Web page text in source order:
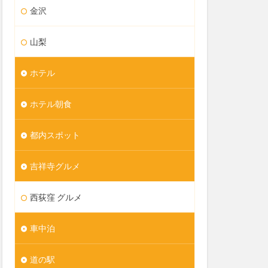
金沢
山梨
ホテル
ホテル朝食
都内スポット
吉祥寺グルメ
西荻窪 グルメ
車中泊
道の駅